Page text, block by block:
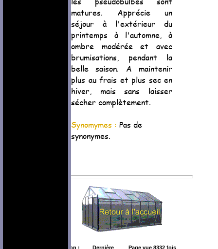
matures. Apprécie un
séjour à l'extérieur du
printemps à l'automne, à
ombre modérée et avec
brumisations, pendant la
belle saison. A maintenir
plus au frais et plus sec en
hiver, mais sans laisser
sécher complètement.
Synomymes : Pas de
synonymes.
Création :
Dernière
Page vue 8332 fois